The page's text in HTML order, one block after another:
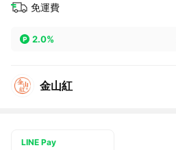
免運費
2.0%
金山紅
LINE Pay